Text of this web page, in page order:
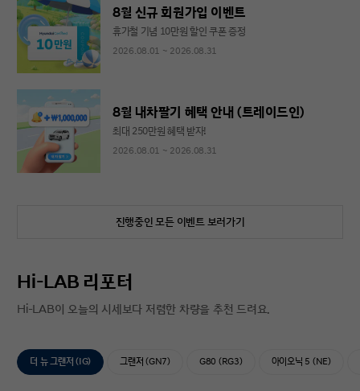
8월 신규 회원가입 이벤트
휴가철 기념 10만원 할인 쿠폰 증정
2026.08.01 ~ 2026.08.31
8월 내차팔기 혜택 안내 (트레이드인)
최대 250만원 혜택 받자!
2026.08.01 ~ 2026.08.31
진행중인 모든 이벤트 보러가기
Hi-LAB 리포터
Hi-LAB이 오늘의 시세보다 저렴한 차량을 추천 드려요.
더 뉴 그랜저 (IG) 그랜저 (GN7) G80 (RG3) 아이오닉 5 (NE)